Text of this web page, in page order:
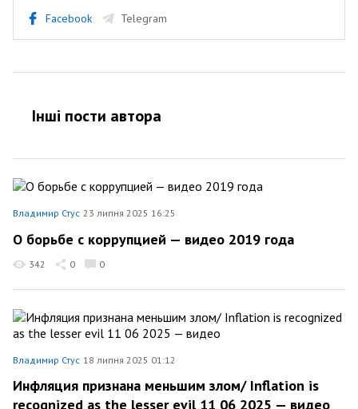
Facebook Telegram
Інші пости автора
Владимир Стус 23 липня 2025 16:25
О борьбе с коррупцией — видео 2019 года
342 0 0
Владимир Стус 18 липня 2025 01:12
Инфляция признана меньшим злом/ Inflation is
recognized as the lesser evil 11 06 2025 — видео